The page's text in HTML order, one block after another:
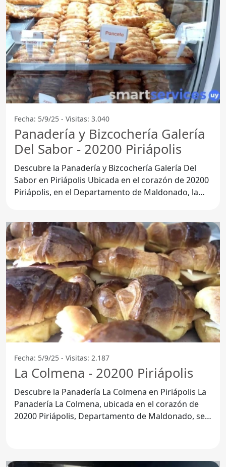
Fecha: 5/9/25 - Visitas: 3.040
Panadería y Bizcochería Galería
Del Sabor - 20200 Piriápolis
Descubre la Panadería y Bizcochería Galería Del
Sabor en Piriápolis Ubicada en el corazón de 20200
Piriápolis, en el Departamento de Maldonado, la
Fecha: 5/9/25 - Visitas: 2.187
La Colmena - 20200 Piriápolis
Descubre la Panadería La Colmena en Piriápolis La
Panadería La Colmena, ubicada en el corazón de
20200 Piriápolis, Departamento de Maldonado, se